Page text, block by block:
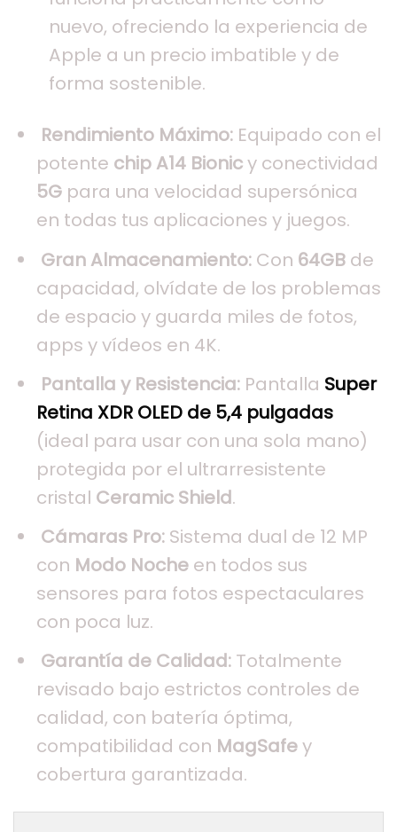
nuevo, ofreciendo la experiencia de
Apple a un precio imbatible y de
forma sostenible.
Rendimiento Máximo: Equipado con el
potente chip A14 Bionicy conectividad
5G para una velocidad supersónica
en todas tus aplicaciones y juegos.
Gran Almacenamiento: Con 64GB de
capacidad, olvídate de los problemas
de espacio y guarda miles de fotos,
apps y vídeos en 4K.
Pantalla y Resistencia: Pantalla Super
Retina XDR OLED de 5,4 pulgadas
(ideal para usar con una sola mano)
protegida por el ultrarresistente
cristal Ceramic Shield.
Cámaras Pro: Sistema dual de 12 MP
con Modo Noche en todos sus
sensores para fotos espectaculares
con poca luz.
Garantía de Calidad: Totalmente
revisado bajo estrictos controles de
calidad, con batería óptima,
compatibilidad con MagSafey
cobertura garantizada.